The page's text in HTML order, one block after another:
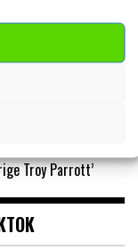
bij AZ
Ernst Poku’
Troy Parrott’